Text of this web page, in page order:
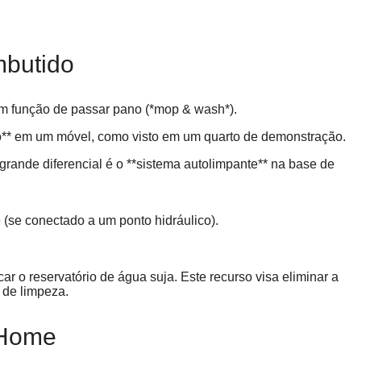
função de passar pano (*mop & wash*).
em um móvel, como visto em um quarto de demonstração.
diferencial é o **sistema autolimpante** na base de
conectado a um ponto hidráulico).
o reservatório de água suja. Este recurso visa eliminar a
limpeza.